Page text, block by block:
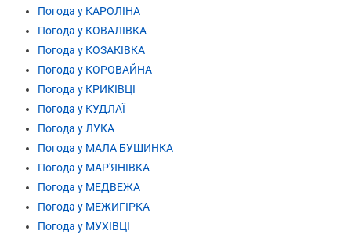
Погода у КАРОЛІНА
Погода у КОВАЛІВКА
Погода у КОЗАКІВКА
Погода у КОРОВАЙНА
Погода у КРИКІВЦІ
Погода у КУДЛАЇ
Погода у ЛУКА
Погода у МАЛА БУШИНКА
Погода у МАР'ЯНІВКА
Погода у МЕДВЕЖА
Погода у МЕЖИГІРКА
Погода у МУХІВЦІ